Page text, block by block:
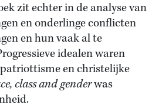
zit echter in de analyse van
en onderlinge conflicten
en hun vaak al te
idealen waren
en christelijke
class and genderwas